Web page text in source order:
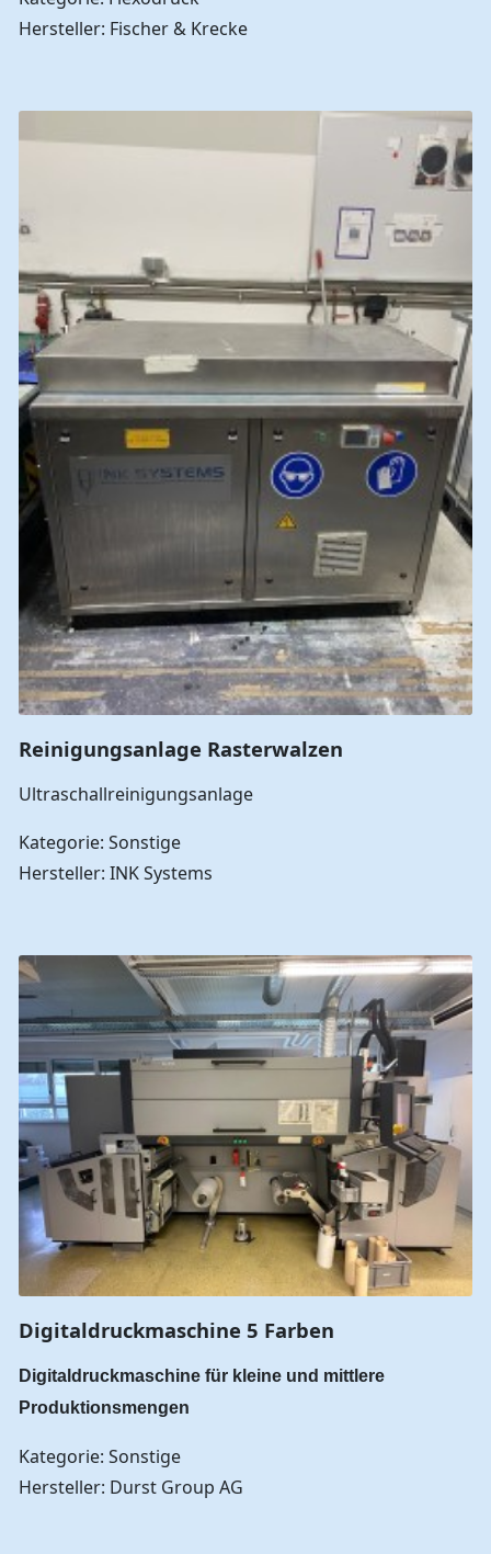
Hersteller: Fischer & Krecke
Reinigungsanlage Rasterwalzen
Ultraschallreinigungsanlage
Kategorie: Sonstige
Hersteller: INK Systems
Digitaldruckmaschine 5 Farben
Digitaldruckmaschine für kleine und mittlere
Produktionsmengen
Kategorie: Sonstige
Hersteller: Durst Group AG